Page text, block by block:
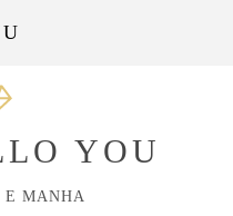
YOU
E MANHA